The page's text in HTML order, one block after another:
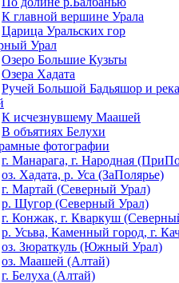
К главной вершине Урала
Царица Уральских гор
Урал
Озеро Большие Кузьты
Озера Хадата
Ручей Большой Бадьяшор и
К исчезнувшему Маашей
В объятиях Белухи
фотографии
г. Манарага, г. Народная
оз. Хадата, р. Уса (ЗаПолярье)
г. Мартай (Северный Урал)
р. Щугор (Северный Урал)
г. Конжак, г. Кваркуш
р. Усьва, Каменный город, г.
оз. Зюраткуль (Южный Урал)
оз. Маашей (Алтай)
г. Белуха (Алтай)